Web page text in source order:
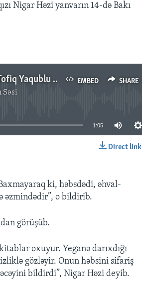
Nigar Həzi yanvarın 14-də Bakı
EMBED SHARE
Nigar Həzi: Tofiq Yaqublu məhkəməsini səbirsizliklə gözləyir
Səsi
available
1:05
Direct link
ki, həbsdədi, əhval-
əzmindədir”, o bildirib.
görüşüb.
oxuyur. Yeganə darıxdığı
gözləyir. Onun həbsini sifariş
bildirdi”, Nigar Həzi deyib.